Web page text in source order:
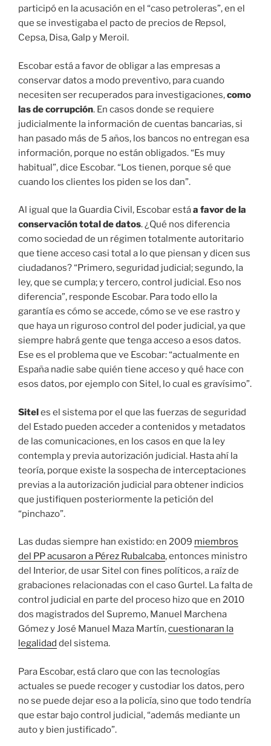
participó en la acusación en el “caso petroleras”, en el
que se investigaba el pacto de precios de Repsol,
Cepsa, Disa, Galp y Meroil.
Escobar está a favor de obligar a las empresas a
conservar datos a modo preventivo, para cuando
necesiten ser recuperados para investigaciones,como
las de corrupción. En casos donde se requiere
judicialmente la información de cuentas bancarias, si
han pasado más de 5 años, los bancos no entregan esa
información, porque no están obligados. “Es muy
habitual”, dice Escobar. “Los tienen, porque sé que
cuando los clientes los piden se los dan”.
Al igual que la Guardia Civil, Escobar estáa favor de la
conservación total de datos. ¿Qué nos diferencia
como sociedad de un régimen totalmente autoritario
que tiene acceso casi total a lo que piensan y dicen sus
ciudadanos? “Primero, seguridad judicial; segundo, la
ley, que se cumpla; y tercero, control judicial. Eso nos
diferencia”, responde Escobar. Para todo ello la
garantía es cómo se accede, cómo se ve ese rastro y
que haya un riguroso control del poder judicial, ya que
siempre habrá gente que tenga acceso a esos datos.
Ese es el problema que ve Escobar: “actualmente en
España nadie sabe quién tiene acceso y qué hace con
esos datos, por ejemplo con Sitel, lo cual es gravísimo”.
Siteles el sistema por el que las fuerzas de seguridad
del Estado pueden acceder a contenidos y metadatos
de las comunicaciones, en los casos en que la ley
contempla y previa autorización judicial. Hasta ahí la
teoría, porque existe la sospecha de interceptaciones
previas a la autorización judicial para obtener indicios
que justifiquen posteriormente la petición del
“pinchazo”.
Las dudas siempre han existido: en 2009 miembros
del PP acusaron a Pérez Rubalcaba, entonces ministro
del Interior, de usar Sitel con fines políticos, a raíz de
grabaciones relacionadas con el caso Gurtel. La falta de
control judicial en parte del proceso hizo que en 2010
dos magistrados del Supremo, Manuel Marchena
Gómez y José Manuel Maza Martín,cuestionaran la
legalidad del sistema.
Para Escobar, está claro que con las tecnologías
actuales se puede recoger y custodiar los datos, pero
no se puede dejar eso a la policía, sino que todo tendría
que estar bajo control judicial, “además mediante un
auto y bien justificado”.